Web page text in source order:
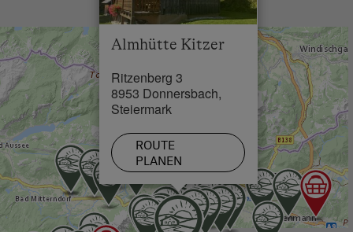
See / Teich in 5 km
Skilift in 12 km
Loipe in 12 km
Almhütte Kitzer
Ritzenberg 3
8953 Donnersbach,
Steiermark
ROUTE
PLANEN